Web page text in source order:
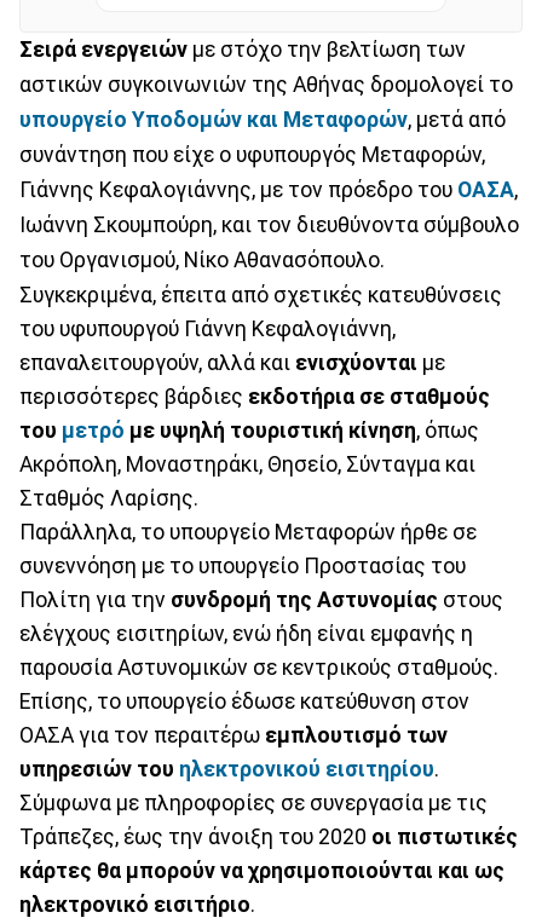
Σειρά ενεργειών με στόχο την βελτίωση των
αστικών συγκοινωνιών της Αθήνας δρομολογεί το
υπουργείο Υποδομών και Μεταφορών, μετά από
συνάντηση που είχε ο υφυπουργός Μεταφορών,
Γιάννης Κεφαλογιάννης, με τον πρόεδρο του ΟΑΣΑ,
Ιωάννη Σκουμπούρη, και τον διευθύνοντα σύμβουλο
του Οργανισμού, Νίκο Αθανασόπουλο.
Συγκεκριμένα, έπειτα από σχετικές κατευθύνσεις
του υφυπουργού Γιάννη Κεφαλογιάννη,
επαναλειτουργούν, αλλά και ενισχύονται με
περισσότερες βάρδιες εκδοτήρια σε σταθμούς
του μετρό με υψηλή τουριστική κίνηση, όπως
Ακρόπολη, Μοναστηράκι, Θησείο, Σύνταγμα και
Σταθμός Λαρίσης.
Παράλληλα, το υπουργείο Μεταφορών ήρθε σε
συνεννόηση με το υπουργείο Προστασίας του
Πολίτη για την συνδρομή της Αστυνομίας στους
ελέγχους εισιτηρίων, ενώ ήδη είναι εμφανής η
παρουσία Αστυνομικών σε κεντρικούς σταθμούς.
Επίσης, το υπουργείο έδωσε κατεύθυνση στον
ΟΑΣΑ για τον περαιτέρω εμπλουτισμό των
υπηρεσιών του ηλεκτρονικού εισιτηρίου.
Σύμφωνα με πληροφορίες σε συνεργασία με τις
Τράπεζες, έως την άνοιξη του 2020 οι πιστωτικές
κάρτες θα μπορούν να χρησιμοποιούνται και ως
ηλεκτρονικό εισιτήριο.